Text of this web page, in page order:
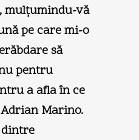
mulţumindu-vă
pe care mi-o
să
pentru
a afla în ce
Marino.